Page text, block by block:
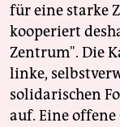
für eine starke
kooperiert
Zentrum". Die
linke,
solidarischen
auf. Eine